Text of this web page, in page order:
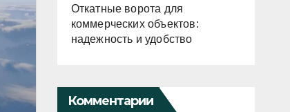
Откатные ворота для
коммерческих объектов:
надежность и удобство
Комментарии